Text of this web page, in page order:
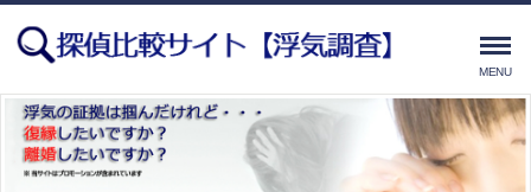
MENU